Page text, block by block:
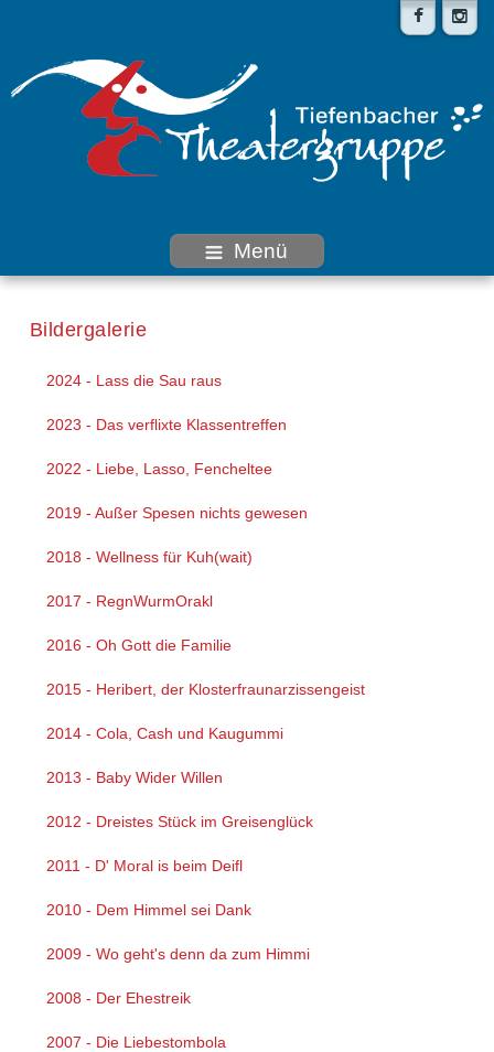
Menü
Bildergalerie
2024 - Lass die Sau raus
2023 - Das verflixte Klassentreffen
2022 - Liebe, Lasso, Fencheltee
2019 - Außer Spesen nichts gewesen
2018 - Wellness für Kuh(wait)
2017 - RegnWurmOrakl
2016 - Oh Gott die Familie
2015 - Heribert, der Klosterfraunarzissengeist
2014 - Cola, Cash und Kaugummi
2013 - Baby Wider Willen
2012 - Dreistes Stück im Greisenglück
2011 - D' Moral is beim Deifl
2010 - Dem Himmel sei Dank
2009 - Wo geht's denn da zum Himmi
2008 - Der Ehestreik
2007 - Die Liebestombola